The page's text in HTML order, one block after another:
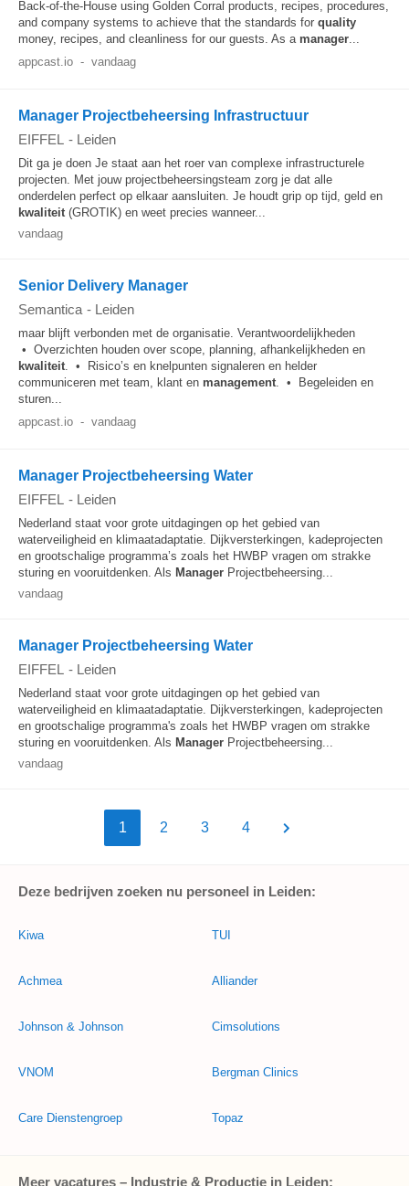
Back‑of‑the‑House using Golden Corral products, recipes, procedures,
and company systems to achieve that the standards for quality
money, recipes, and cleanliness for our guests. As a manager...
appcast.io - vandaag
Manager Projectbeheersing Infrastructuur
EIFFEL - Leiden
Dit ga je doen Je staat aan het roer van complexe infrastructurele
projecten. Met jouw projectbeheersingsteam zorg je dat alle
onderdelen perfect op elkaar aansluiten. Je houdt grip op tijd, geld en
kwaliteit(GROTIK) en weet precies wanneer...
vandaag
Senior Delivery Manager
Semantica - Leiden
maar blijft verbonden met de organisatie. Verantwoordelijkheden
• Overzichten houden over scope, planning, afhankelijkheden en
kwaliteit. • Risico’s en knelpunten signaleren en helder
communiceren met team, klant en management. • Begeleiden en
sturen...
appcast.io - vandaag
Manager Projectbeheersing Water
EIFFEL - Leiden
Nederland staat voor grote uitdagingen op het gebied van
waterveiligheid en klimaatadaptatie. Dijkversterkingen, kadeprojecten
en grootschalige programma’s zoals het HWBP vragen om strakke
sturing en vooruitdenken. Als Manager Projectbeheersing...
vandaag
Manager Projectbeheersing Water
EIFFEL - Leiden
Nederland staat voor grote uitdagingen op het gebied van
waterveiligheid en klimaatadaptatie. Dijkversterkingen, kadeprojecten
en grootschalige programma's zoals het HWBP vragen om strakke
sturing en vooruitdenken. Als Manager Projectbeheersing...
vandaag
1 2 3 4
Deze bedrijven zoeken nu personeel in Leiden:
Kiwa
Achmea
Johnson & Johnson
VNOM
Care Dienstengroep
TUI
Alliander
Cimsolutions
Bergman Clinics
Topaz
Meer vacatures – Industrie & Productie in Leiden: